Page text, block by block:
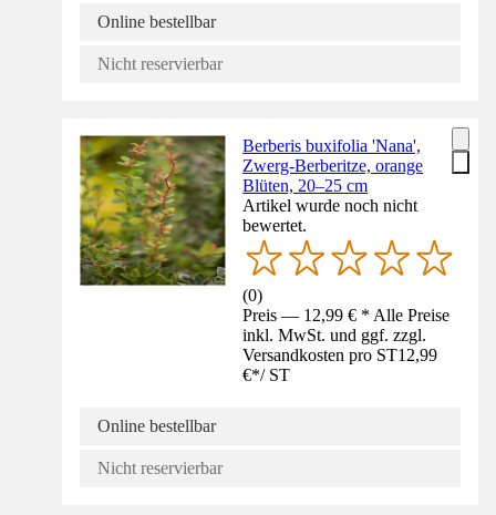
Online bestellbar
Nicht reservierbar
Berberis buxifolia 'Nana',
Zwerg-Berberitze, orange
Blüten, 20–25 cm
Artikel wurde noch nicht
bewertet.
(0)
Preis — 12,99 € * Alle Preise
inkl. MwSt. und ggf. zzgl.
Versandkosten pro ST12,99
€*/ ST
Online bestellbar
Nicht reservierbar